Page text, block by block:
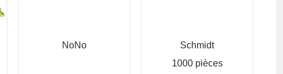
NoNo
Schmidt
1000 pièces